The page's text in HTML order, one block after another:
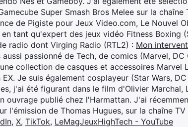
Super Smash Bros Melee sur la chaîne
de Pigiste pour Jeux Video.com, Le Nouvel
tant qu'expert des jeux vidéo Fitness Boxing
radio dont Virging Radio (RTL2) : Mon
aussi passionné de Tech, de comics (Marvel,
collection de casques et accessoires Marvel
Je suis également cosplayeur (Star Wars,
j'ai été figurant dans le film d'Olivier Marchal,
ouvrage publié chez l'Harmattan. J'ai
l'émission de Thomas Hugues, sur la chaîne TV
, X, TikTok, LeMagJeuxHighTech - YouTube